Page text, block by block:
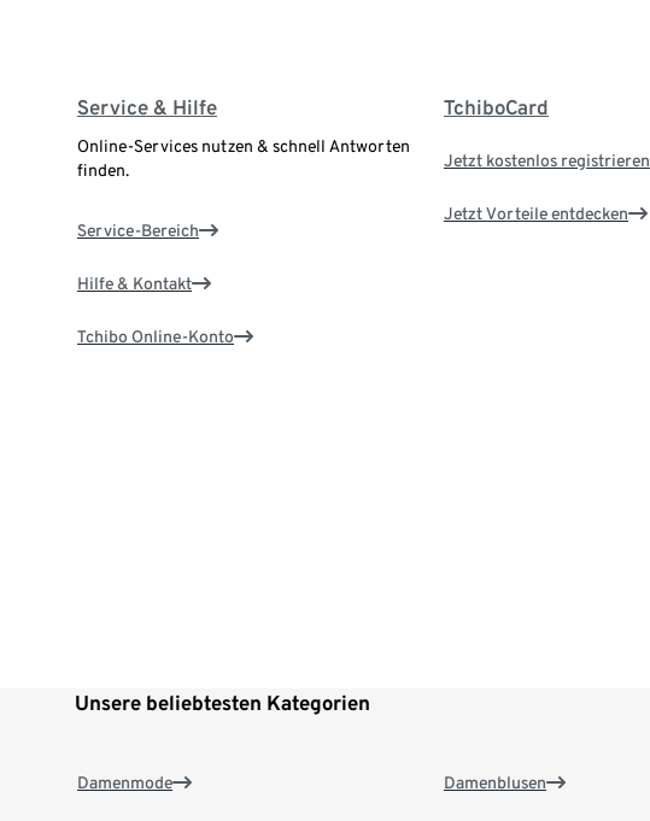
Service & Hilfe
Online-Services nutzen & schnell Antworten
finden.
Service-Bereich
Hilfe & Kontakt
Tchibo Online-Konto
TchiboCard
Jetzt kostenlos registrieren
Jetzt Vorteile entdecken
Unsere beliebtesten Kategorien
Damenmode Damenblusen